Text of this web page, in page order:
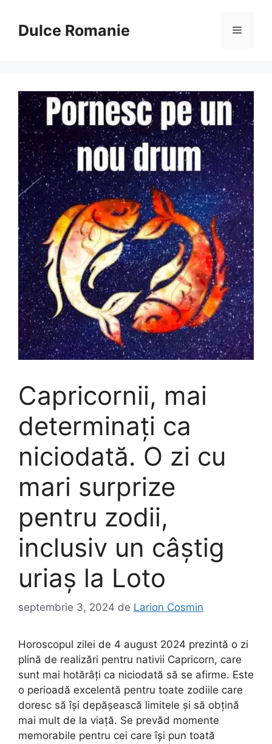
conținutDulce Romanie Meniu
Capricornii, mai
determinați ca
niciodată. O zi cu
mari surprize
pentru zodii,
inclusiv un câștig
uriaș la Loto
septembrie 3, 2024 de Larion Cosmin
Horoscopul zilei de 4 august 2024 prezintă o zi
plină de realizări pentru nativii Capricorn, care
sunt mai hotărâți ca niciodată să se afirme. Este
o perioadă excelentă pentru toate zodiile care
doresc să își depășească limitele și să obțină
mai mult de la viață. Se prevăd momente
memorabile pentru cei care își pun toată